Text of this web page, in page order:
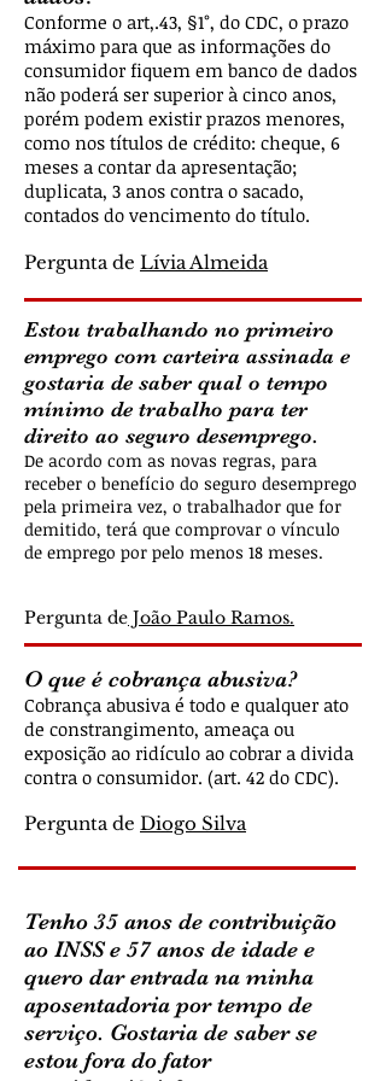
Conforme o art,.43, §1°, do CDC, o prazo
máximo para que as informações do
consumidor fiquem em banco de dados
não poderá ser superior à cinco anos,
porém podem existir prazos menores,
como nos títulos de crédito: cheque, 6
meses a contar da apresentação;
duplicata, 3 anos contra o sacado,
contados do vencimento do título.
Pergunta de Lívia Almeida
Estou trabalhando no primeiro
emprego com carteira assinada e
gostaria de saber qual o tempo
mínimo de trabalho para ter
direito ao seguro desemprego.
De acordo com as novas regras, para
receber o benefício do seguro desemprego
pela primeira vez, o trabalhador que for
demitido, terá que comprovar o vínculo
de emprego por pelo menos 18 meses.
Pergunta de João Paulo Ramos.
O que é cobrança abusiva?
Cobrança abusiva é todo e qualquer ato
de constrangimento, ameaça ou
exposição ao ridículo ao cobrar a divida
contra o consumidor. (art. 42 do CDC).
Pergunta de Diogo Silva
Tenho 35 anos de contribuição
ao INSS e 57 anos de idade e
quero dar entrada na minha
aposentadoria por tempo de
serviço. Gostaria de saber se
estou fora do fator